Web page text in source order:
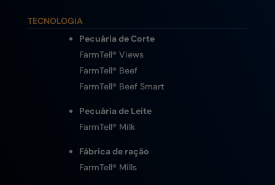
TECNOLOGIA
Pecuária de Corte
FarmTell® Views
FarmTell® Beef
FarmTell® Beef Smart
Pecuária de Leite
FarmTell® Milk
Fábrica de ração
FarmTell® Mills